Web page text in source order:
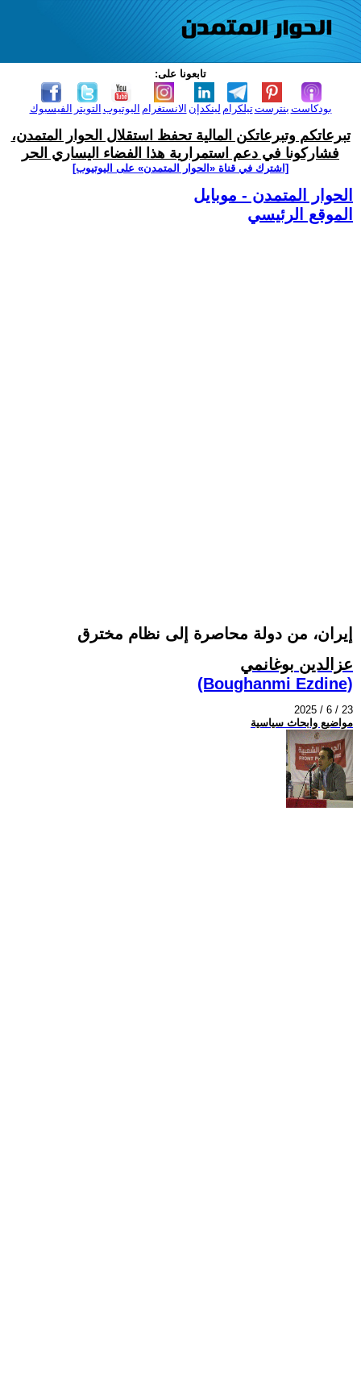
تابعونا على:
الفيسبوك التويتر اليوتيوب الانستغرام لينكدإن تيلكرامبنترست بودكاست
تبرعاتكم وتبرعاتكن المالية تحفظ استقلال الحوار المتمدن،
فشاركونا في دعم استمرارية هذا الفضاء اليساري الحر
[اشترك في قناة ‫«الحوار المتمدن» على اليوتيوب]
الحوار المتمدن - موبايل
الموقع الرئيسي
إيران، من دولة محاصرة إلى نظام مخترق
عزالدين بوغانمي
(Boughanmi Ezdine)
2025 / 6 / 23
مواضيع وابحاث سياسية